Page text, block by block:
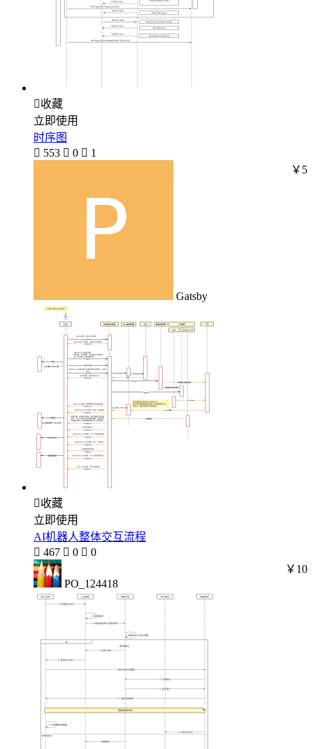
收藏
立即使用
时序图
 553  0  1
Gatsby
￥5
收藏
立即使用
AI机器人整体交互流程
 467  0  0
PO_124418
￥10